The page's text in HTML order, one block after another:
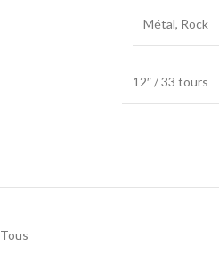
Métal, Rock
12″ / 33 tours
Tous